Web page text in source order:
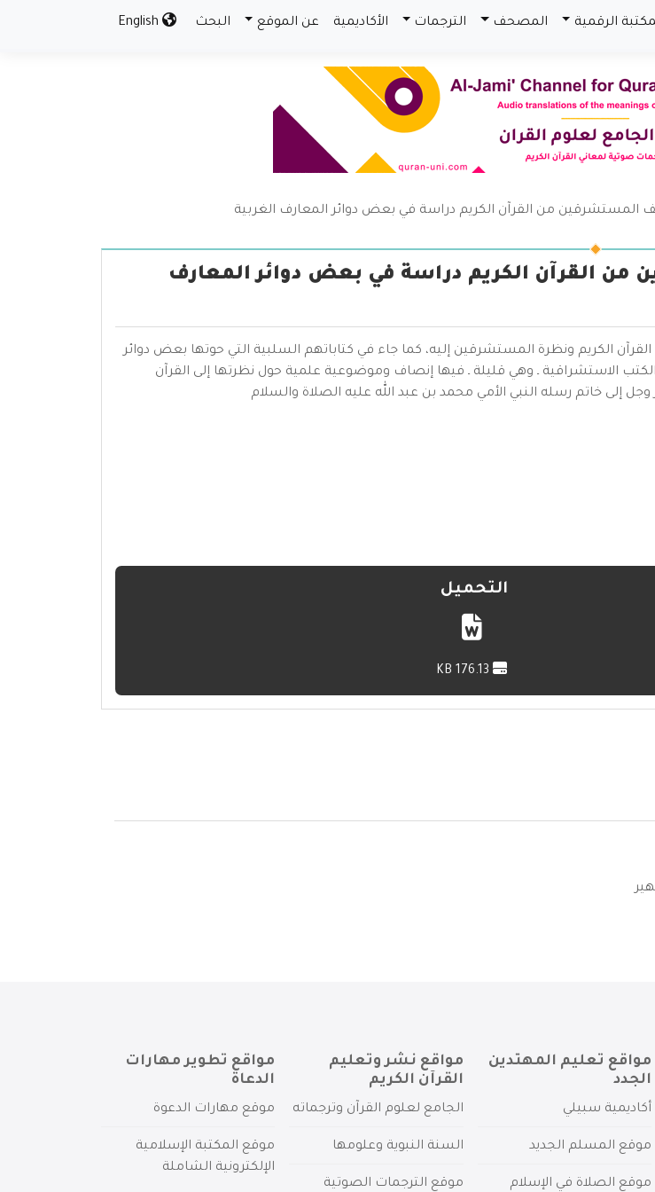
الرقمية المصحف الترجمات الأكاديمية عن الموقع البحث
المستشرقين من القرآن الكريم دراسة في بعض دوائر المعارف الغربية
القرآن الكريم دراسة في بعض دوائر المعارف
الكريم ونظرة المستشرقين إليه، كما جاء في كتاباتهم السلبية التي حوتها بعض دوائر
الاستشراقية ـ وهي قليلة ـ فيها إنصاف وموضوعية علمية حول نظرتها إلى القرآن
وجل إلى خاتم رسله النبي الأمي محمد بن عبد الله عليه الصلاة والسلام
التحميل
مواقع تعليم المهتدين
الجدد
أكاديمية سبيلي
موقع المسلم الجديد
موقع الصلاة في الإسلام
مواقع نشر وتعليم
القرآن الكريم
الجامع لعلوم القرآن وترجماته
السنة النبوية وعلومها
موقع الترجمات الصوتية
مواقع تطوير مهارات
الدعاة
موقع مهارات الدعوة
موقع المكتبة الإسلامية
الإلكترونية الشاملة